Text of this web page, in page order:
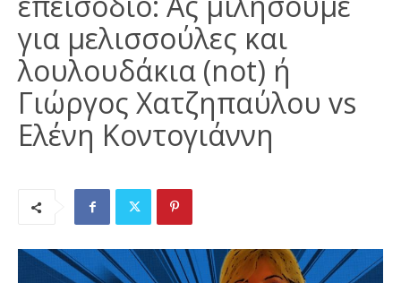
για μελισσούλες και
λουλουδάκια (not) ή
Γιώργος Χατζηπαύλου vs
Ελένη Κοντογιάννη